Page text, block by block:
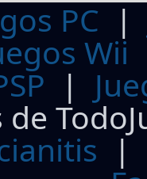
PC
Wii
|
de
|